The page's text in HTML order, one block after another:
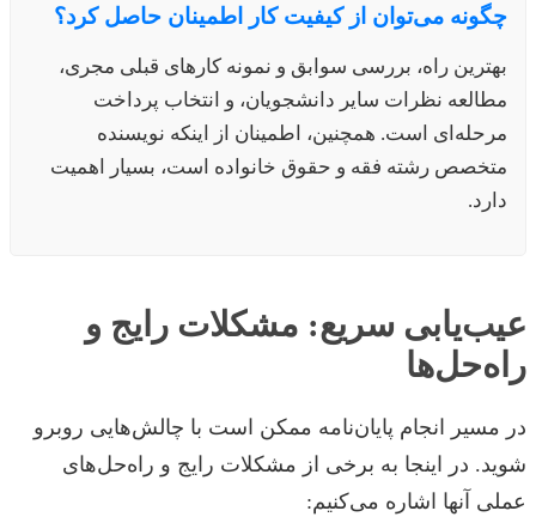
چگونه می‌توان از کیفیت کار اطمینان حاصل کرد؟
بهترین راه، بررسی سوابق و نمونه کارهای قبلی مجری،
مطالعه نظرات سایر دانشجویان، و انتخاب پرداخت
مرحله‌ای است. همچنین، اطمینان از اینکه نویسنده
متخصص رشته فقه و حقوق خانواده است، بسیار اهمیت
دارد.
عیب‌یابی سریع: مشکلات رایج و
راه‌حل‌ها
در مسیر انجام پایان‌نامه ممکن است با چالش‌هایی روبرو
شوید. در اینجا به برخی از مشکلات رایج و راه‌حل‌های
عملی آنها اشاره می‌کنیم: